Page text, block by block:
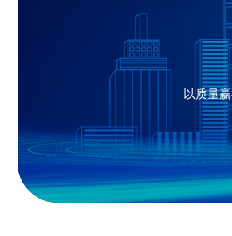
以质量